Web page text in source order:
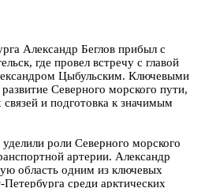
Александр Беглов прибыл с
где провел встречу с главой
Цыбульским. Ключевыми
Северного морского пути,
и подготовка к значимым
роли Северного морского
артерии. Александр
область одним из ключевых
среди арктических